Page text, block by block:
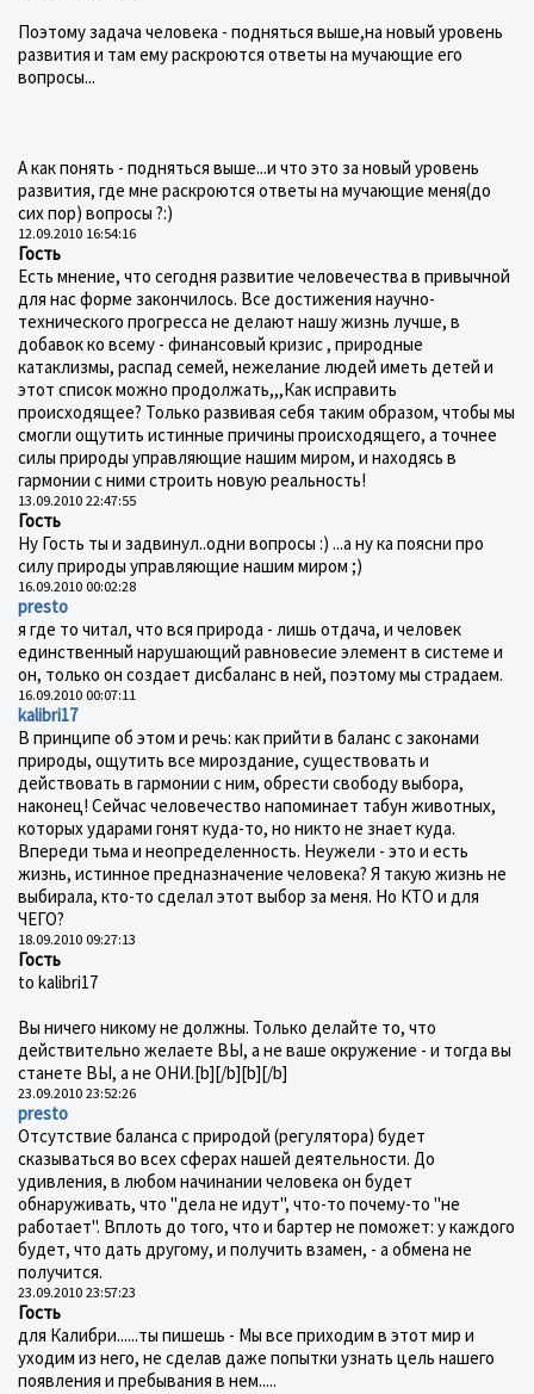
Поэтому задача человека - подняться выше,на новый уровень
развития и там ему раскроются ответы на мучающие его
вопросы...
А как понять - подняться выше...и что это за новый уровень
развития, где мне раскроются ответы на мучающие меня(до
сих пор) вопросы ?:)
12.09.2010 16:54:16
Гость
Есть мнение, что сегодня развитие человечества в привычной
для нас форме закончилось. Все достижения научно-
технического прогресса не делают нашу жизнь лучше, в
добавок ко всему - финансовый кризис , природные
катаклизмы, распад семей, нежелание людей иметь детей и
этот список можно продолжать,,,Как исправить
происходящее? Только развивая себя таким образом, чтобы мы
смогли ощутить истинные причины происходящего, а точнее
силы природы управляющие нашим миром, и находясь в
гармонии с ними строить новую реальность!
13.09.2010 22:47:55
Гость
Ну Гость ты и задвинул..одни вопросы :) ...а ну ка поясни про
силу природы управляющие нашим миром ;)
16.09.2010 00:02:28
presto
я где то читал, что вся природа - лишь отдача, и человек
единственный нарушающий равновесие элемент в системе и
он, только он создает дисбаланс в ней, поэтому мы страдаем.
16.09.2010 00:07:11
kalibri17
В принципе об этом и речь: как прийти в баланс с законами
природы, ощутить все мироздание, существовать и
действовать в гармонии с ним, обрести свободу выбора,
наконец! Сейчас человечество напоминает табун животных,
которых ударами гонят куда-то, но никто не знает куда.
Впереди тьма и неопределенность. Неужели - это и есть
жизнь, истинное предназначение человека? Я такую жизнь не
выбирала, кто-то сделал этот выбор за меня. Но КТО и для
ЧЕГО?
18.09.2010 09:27:13
Гость
to kalibri17
Вы ничего никому не должны. Только делайте то, что
действительно желаете ВЫ, а не ваше окружение - и тогда вы
станете ВЫ, а не ОНИ.[b][/b][b][/b]
23.09.2010 23:52:26
presto
Отсутствие баланса с природой (регулятора) будет
сказываться во всех сферах нашей деятельности. До
удивления, в любом начинании человека он будет
обнаруживать, что "дела не идут", что-то почему-то "не
работает". Вплоть до того, что и бартер не поможет: у каждого
будет, что дать другому, и получить взамен, - а обмена не
получится.
23.09.2010 23:57:23
Гость
для Калибри......ты пишешь - Мы все приходим в этот мир и
уходим из него, не сделав даже попытки узнать цель нашего
появления и пребывания в нем.....